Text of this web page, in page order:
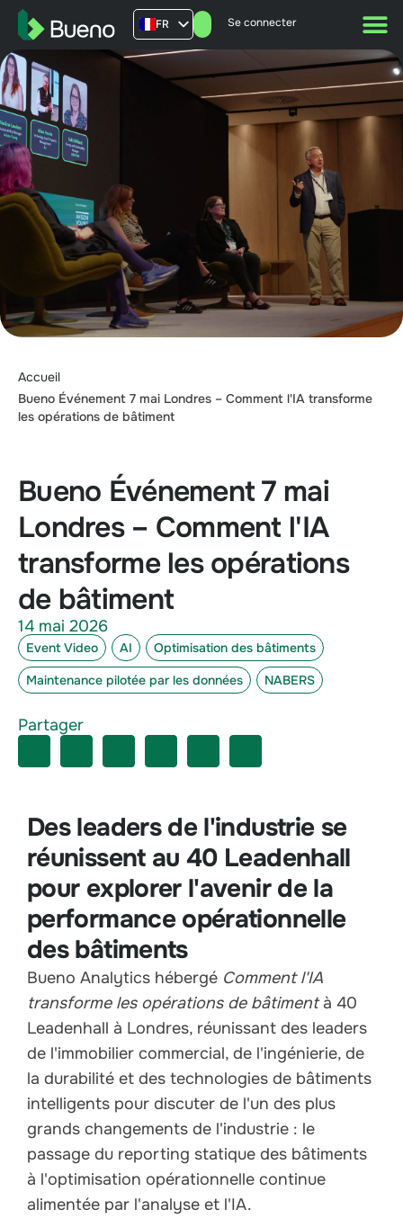
FR
AU
US
Se connecter
Accueil
Bueno Événement 7 mai Londres – Comment l'IA transforme
les opérations de bâtiment
Bueno Événement 7 mai
Londres – Comment l'IA
transforme les opérations
de bâtiment
Des leaders de l'industrie se
réunissent au 40 Leadenhall
pour explorer l'avenir de la
performance opérationnelle
des bâtiments
Bueno Analytics hébergé Comment l'IA
transforme les opérations de bâtimentà 40
Leadenhall à Londres, réunissant des leaders
de l'immobilier commercial, de l'ingénierie, de
la durabilité et des technologies de bâtiments
intelligents pour discuter de l'un des plus
grands changements de l'industrie : le
passage du reporting statique des bâtiments
à l'optimisation opérationnelle continue
alimentée par l'analyse et l'IA.
14 mai 2026
Event Video AI
Optimisation des bâtiments
Maintenance pilotée par les données
NABERS
Partager